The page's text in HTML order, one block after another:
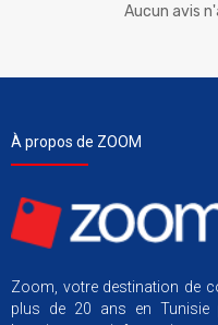
Aucun avis
À propos de ZOOM
Zoom, votre destination de
plus de 20 ans en